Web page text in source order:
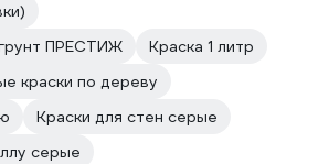
ПРЕСТИЖ
Краска 1 литр
краски по дереву
Краски для стен серые
серые